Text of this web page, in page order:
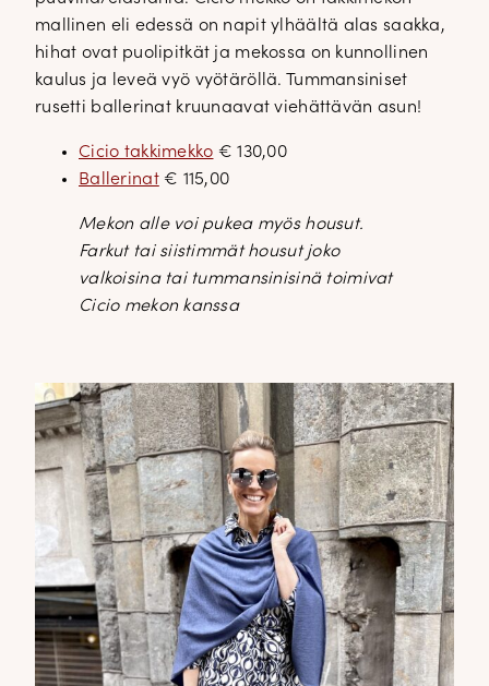
mallinen eli edessä on napit ylhäältä alas saakka,
hihat ovat puolipitkät ja mekossa on kunnollinen
kaulus ja leveä vyö vyötäröllä. Tummansiniset
rusetti ballerinat kruunaavat viehättävän asun!
Cicio takkimekko € 130,00
Ballerinat€ 115,00
Mekon alle voi pukea myös housut.
Farkut tai siistimmät housut joko
valkoisina tai tummansinisinä toimivat
Cicio mekon kanssa